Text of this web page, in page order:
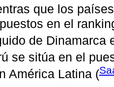
que los
en el
de Dinamarca
se sitúa en el
América Latina (